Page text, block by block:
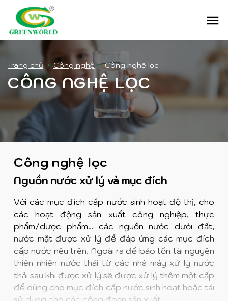
Trang chủ Công nghệ Công nghệ lọc
CÔNG NGHỆ LỌC
Công nghệ lọc
Nguồn nước xử lý và mục đích
Với các mục đích cấp nước sinh hoạt độ thị, cho
các hoạt động sản xuất công nghiệp, thực
phẩm/dược phẩm… các nguồn nước dưới đất,
nước mặt được xử lý để đáp ứng các mục đích
cấp nước nêu trên. Ngoài ra để bảo tồn tài nguyên
thiên nhiên nước thải từ các nhà máy xử lý nước
thải sau khi được xử lý sẽ được xử lý thêm một cấp
để dùng cho mục đích cấp nước sinh hoạt hoặc tái